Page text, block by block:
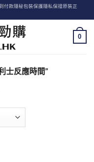
付款隱秘包裝保護隱私保證原裝正
0
士反應時間”